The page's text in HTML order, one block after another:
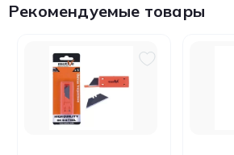
Рекомендуемые товары